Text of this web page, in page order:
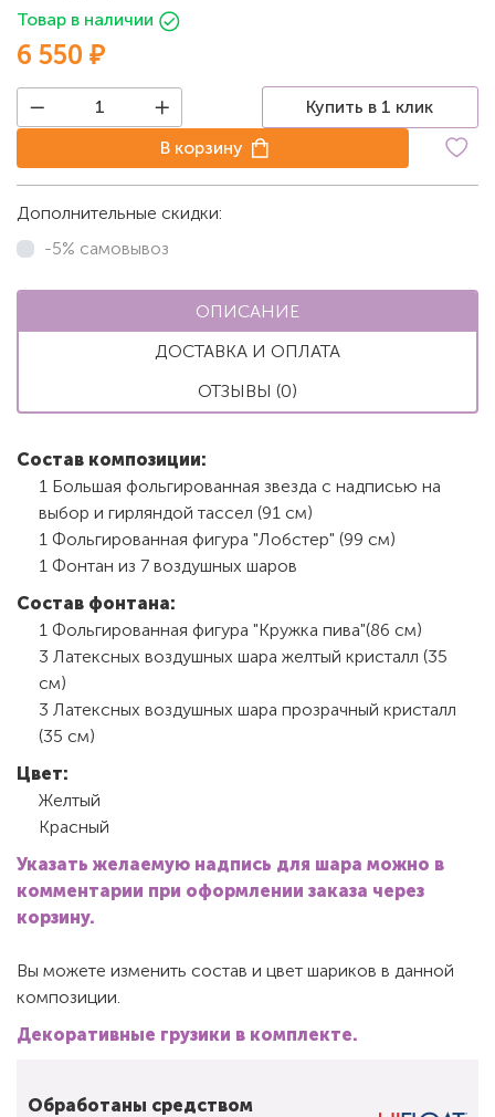
Товар в наличии
6 550 ₽
Купить в 1 клик
В корзину
Дополнительные скидки:
-5% самовывоз
ОПИСАНИЕ
ДОСТАВКА И ОПЛАТА
ОТЗЫВЫ (0)
Состав композиции:
1 Большая фольгированная звезда с надписью на
выбор и гирляндой тассел (91 см)
1 Фольгированная фигура "Лобстер" (99 см)
1 Фонтан из 7 воздушных шаров
Состав фонтана:
1 Фольгированная фигура "Кружка пива"(86 см)
3 Латексных воздушных шара желтый кристалл (35
см)
3 Латексных воздушных шара прозрачный кристалл
(35 см)
Цвет:
Желтый
Красный
Указать желаемую надпись для шара можно в
комментарии при оформлении заказа через
корзину.
Вы можете изменить состав и цвет шариков в данной
композиции.
Декоративные грузики в комплекте.
Обработаны средством